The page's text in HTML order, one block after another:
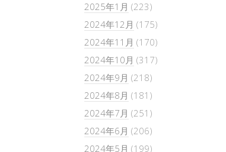
2025年1月 (223)
2024年12月 (175)
2024年11月 (170)
2024年10月 (317)
2024年9月 (218)
2024年8月 (181)
2024年7月 (251)
2024年6月 (206)
2024年5月 (199)